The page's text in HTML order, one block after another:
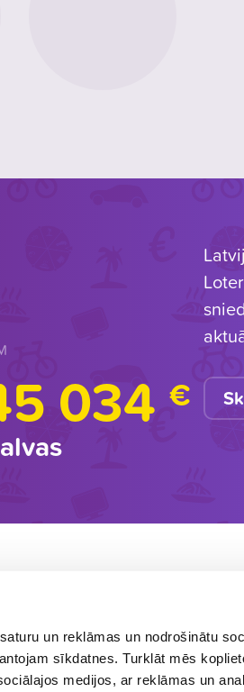
un reklāmas un nodrošinātu
sīkdatnes. Turklāt mēs
medijos, ar reklāmas un
034 €
(sekojiet
atrast). Strādājam
9.00-16.00.